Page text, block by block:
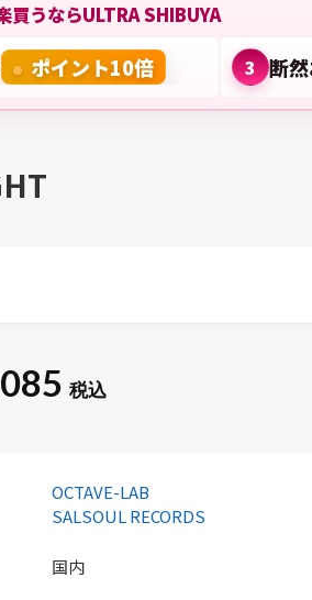
うならULTRA SHIBUYA
ポイント10倍 3 断
OCTAVE-LAB
SALSOUL RECORDS
国内